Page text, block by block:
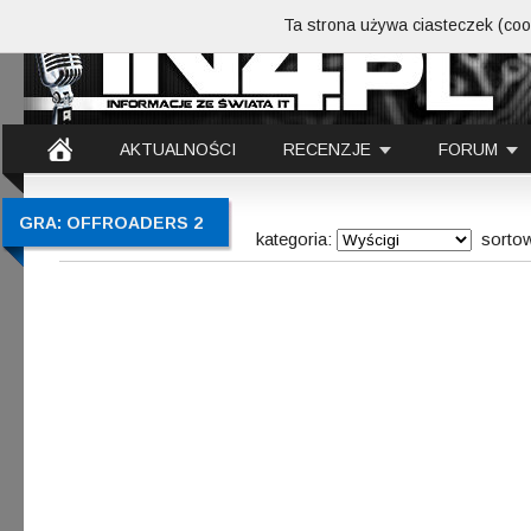
AKTUALNOŚCI RECENZJE FORUM
GRA: OFFROADERS 2
kategoria:
Ta strona używa ciasteczek